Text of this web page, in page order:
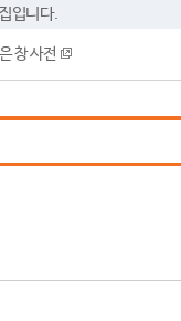
입니다.
창 사전